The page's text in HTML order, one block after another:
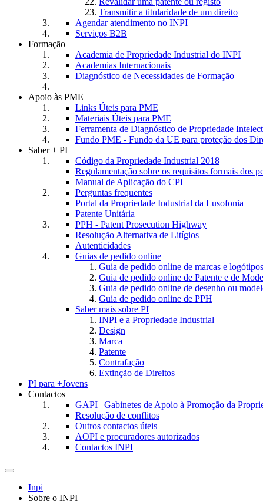
Transmitir a titularidade de um direito
Agendar atendimento no INPI
Serviços B2B
Formação
Academia de Propriedade Industrial do INPI
Academias Internacionais
Diagnóstico de Necessidades de Formação
Apoio às PME
Links Úteis para PME
Materiais Úteis para PME
Ferramenta de Diagnóstico de Propriedade
Fundo PME - Fundo da UE para proteção dos
Saber + PI
Código da Propriedade Industrial 2018
Regulamentação sobre os requisitos formais dos
Manual de Aplicação do CPI
Perguntas frequentes
Portal da Propriedade Industrial da Lusofonia
Patente Unitária
PPH - Patent Prosecution Highway
Resolução Alternativa de Litígios
Autenticidades
Guias de pedido online
Guia de pedido online de marcas e logótipos
Guia de pedido online de Patente e de
Guia de pedido online de desenho ou
Guia de pedido online de PPH
Saber mais sobre PI
INPI e a Propriedade Industrial
Design
Marca
Patente
Contrafação
Extinção de Direitos
PI para +Jovens
Contactos
GAPI | Gabinetes de Apoio à Promoção da
Resolução de conflitos
Outros contactos úteis
AOPI e procuradores autorizados
Contactos INPI
Toggle
navigation
Inpi
Sobre o INPI